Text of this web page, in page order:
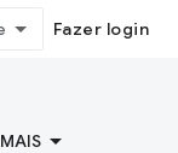
Fazer login
MAIS